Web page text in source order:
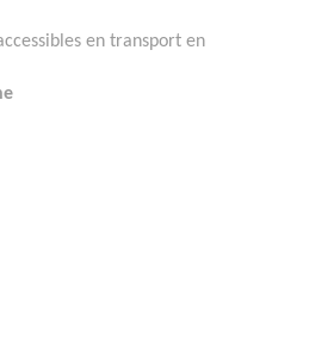
en transport en